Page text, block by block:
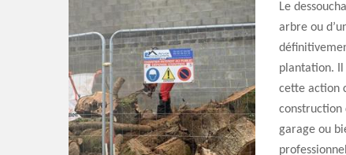
Le
arbre ou
plantation.
cette action
construction
garage ou